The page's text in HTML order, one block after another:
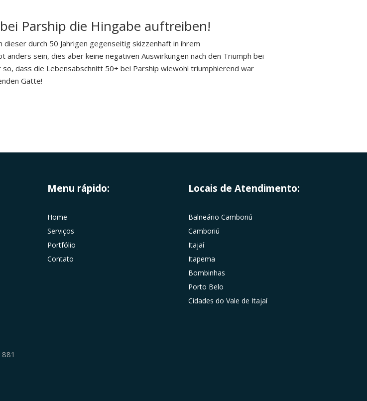
Parship die Hingabe auftreiben!
durch 50 Jahrigen gegenseitig skizzenhaft in ihrem
sein, dies aber keine negativen Auswirkungen nach den Triumph bei
dass die Lebensabschnitt 50+ bei Parship wiewohl triumphierend war
Gatte!
Menu rápido:
Home
Serviços
Portfólio
Contato
Locais de Atendimento:
Balneário Camboriú
Camboriú
Itajaí
Itapema
Bombinhas
Porto Belo
Cidades do Vale de Itajaí